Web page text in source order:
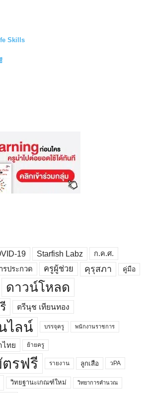
Skills
19 Starfish Labz ก.ค.ศ.
รประกวด ครูผู้ช่วย คุรุสภา คู่มือ
ดาวน์โหลด
ตรีนุช เทียนทอง
ไลน์ บรรจุครู พนักงานราชการ
ไทย ย้ายครู
ตรฟรี รายงาน ลูกเสือ วPA
วิทยฐานะเกณฑ์ใหม่ วิทยาการคำนวณ